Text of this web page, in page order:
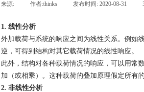
来源: 作者:thinks 发布时间: 2020-08-31
1. 线性分析
外加载荷与系统的响应之间为线性关系。 例如
逆，可得到结构对其它载荷情况的线性响应。
此外，结构对各种载荷情况的响应，可以用常
加（或相乘）。这种载荷的叠加原理假定所有
2. 非线性分析